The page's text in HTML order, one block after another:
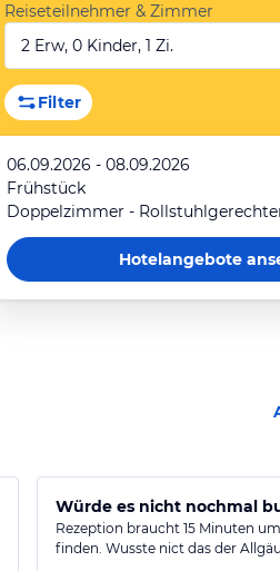
Reiseteilnehmer & Zimmer
2 Erw, 0 Kinder, 1 Zi.
Filter
06.09.2026 - 08.09.2026
Frühstück
Hotelangebote
Würde es nicht nochmal
Rezeption braucht 15 Minuten
finden. Wusste nict das der